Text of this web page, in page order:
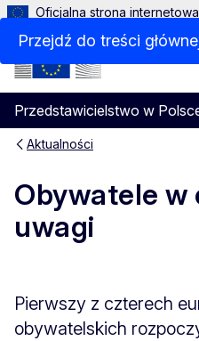
Przejdź do treści
Oficjalna strona internetowa
Przedstawicielstwo w
Menu
Aktualności
Obywatele w
uwagi
Pierwszy z czterech
obywatelskich